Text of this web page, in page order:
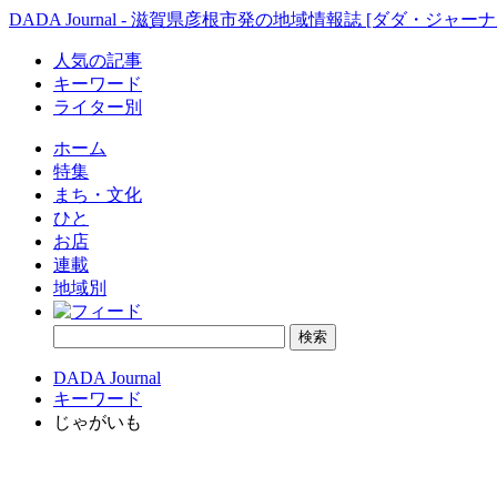
DADA Journal - 滋賀県彦根市発の地域情報誌 [ダダ・ジャー
人気の記事
キーワード
ライター別
ホーム
特集
まち・文化
ひと
お店
連載
地域別
DADA Journal
キーワード
じゃがいも